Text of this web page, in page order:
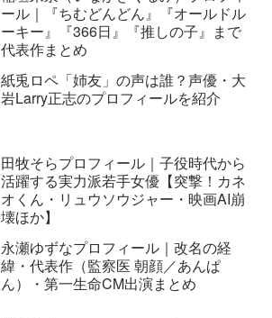
ール｜『ちむどんどん』『オールドル
ーキー』『366日』『推しの子』まで
代表作まとめ
紙兎ロペ「姉友」の声は誰？声優・大
岩Larry正志のプロフィールを紹介
田牧そらプロフィール｜子役時代から
活躍する実力派若手女優【突撃！カネ
オくん・リュウソウジャー・映画AI崩
壊ほか】
永瀬ゆずなプロフィール｜改名の経
緯・代表作（監察医 朝顔／あんぱ
ん）・第一生命CM出演まとめ